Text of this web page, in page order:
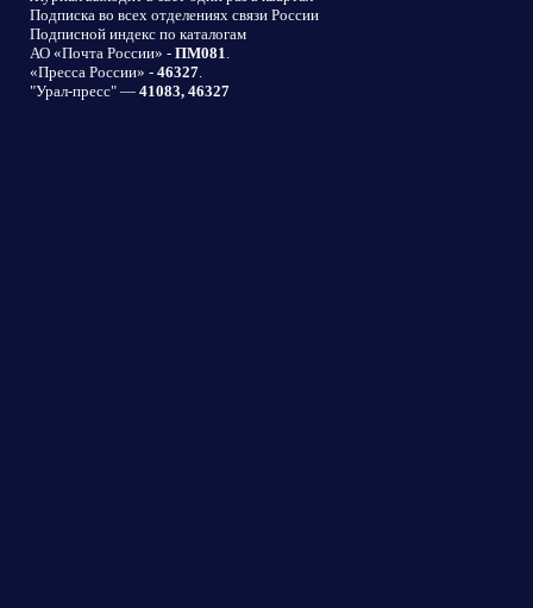
Подписка во всех отделениях связи России
Подписной индекс по каталогам
АО «Почта России» - ПМ081
«Пресса России» - 46327
"Урал-пресс" — 41083, 46327